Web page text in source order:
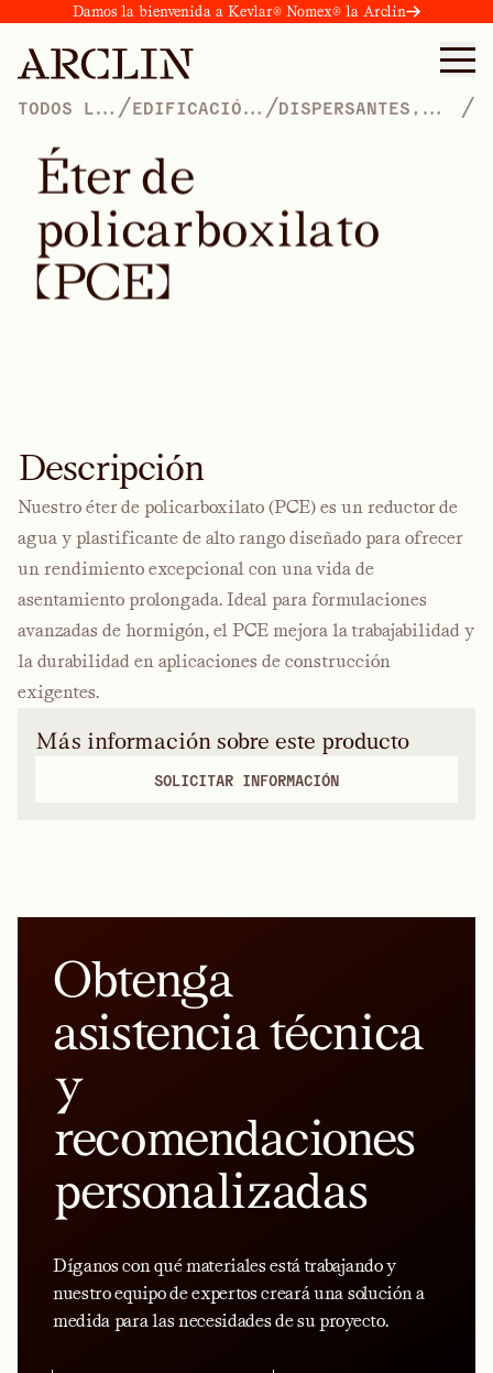
Damos la bienvenida a Kevlar® Nomex® la Arclin
TODOS LOS /EDIFICACIÓN
/DISPERSANTES,
/
Éterde
policarboxilato
(PCE)
Descripción
Nuestro éter de policarboxilato (PCE) es un reductor de
agua y plastificante de alto rango diseñado para ofrecer
un rendimiento excepcional con una vida de
asentamiento prolongada. Ideal para formulaciones
avanzadas de hormigón, el PCE mejora la trabajabilidad y
la durabilidad en aplicaciones de construcción
exigentes.
Más información sobre este producto
SOLICITAR INFORMACIÓN
Obtenga
asistencia técnica
y
recomendaciones
personalizadas
Díganos con qué materiales está trabajando y
nuestro equipo de expertos creará una solución a
medida para las necesidades de su proyecto.